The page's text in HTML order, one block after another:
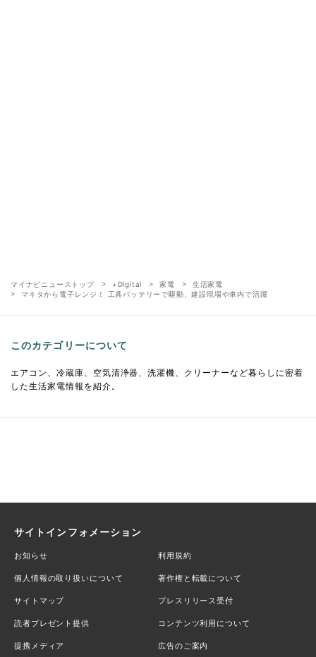
マイナビニューストップ +Digital 家電
生活家電
マキタから電子レンジ！ 工具バッテリーで駆動、建設現場や車内で活躍
このカテゴリーについて
エアコン、冷蔵庫、空気清浄器、洗濯機、クリーナーなど暮らしに密着
した生活家電情報を紹介。
サイトインフォメーション
お知らせ 利用規約
個人情報の取り扱いについて 著作権と転載について
サイトマップ プレスリリース受付
読者プレゼント提供 コンテンツ利用について
提携メディア 広告のご案内